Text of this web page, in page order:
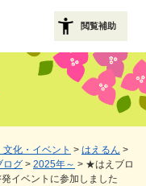
閲覧補助
文化・イベント > はえるん >
ログ > 2025年～ > ★はえブロ
イベントに参加しました